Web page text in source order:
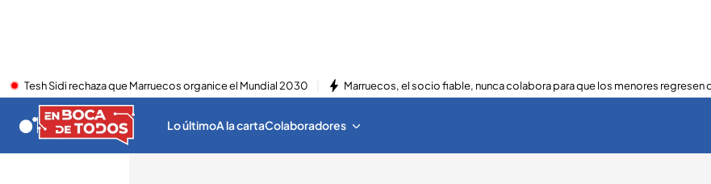
Tesh Sidi rechaza que Marruecos organice el Mundial 2030 Marruecos, el socio fiable, nunca colabora para que los menores regresen
Lo últimoA la cartaColaboradores